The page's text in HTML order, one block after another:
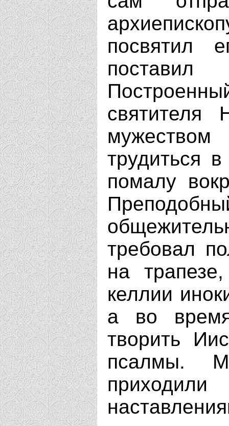
посвятил
святителя
трудиться
помалу
требовал
на
келлии
а во
творить
псалмы.